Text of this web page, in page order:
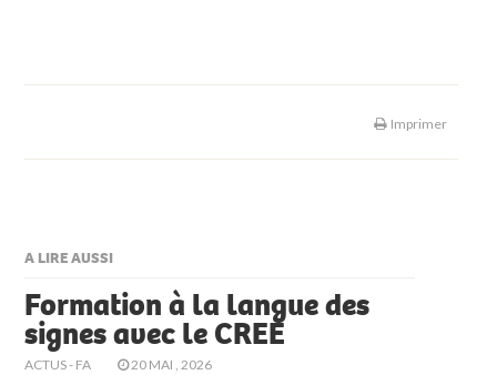
Imprimer
A LIRE AUSSI
Formation à la langue des
signes avec le CREE
ACTUS - FA 20 MAI , 2026